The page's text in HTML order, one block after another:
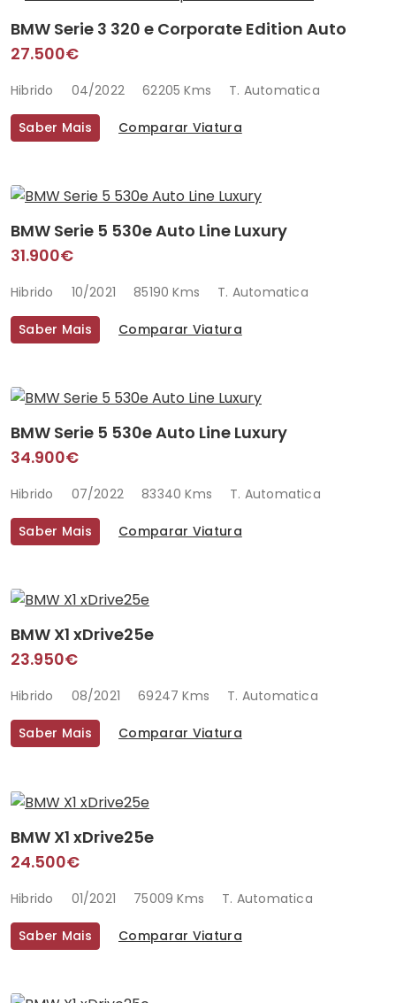
BMW Serie 3 320 e Corporate Edition Auto
27.500€
Hibrido 04/2022 62205 Kms T. Automatica
Saber Mais Comparar Viatura
BMW Serie 5 530e Auto Line Luxury
31.900€
Hibrido 10/2021 85190 Kms T. Automatica
Saber Mais Comparar Viatura
BMW Serie 5 530e Auto Line Luxury
34.900€
Hibrido 07/2022 83340 Kms T. Automatica
Saber Mais Comparar Viatura
BMW X1 xDrive25e
23.950€
Hibrido 08/2021 69247 Kms T. Automatica
Saber Mais Comparar Viatura
BMW X1 xDrive25e
24.500€
Hibrido 01/2021 75009 Kms T. Automatica
Saber Mais Comparar Viatura